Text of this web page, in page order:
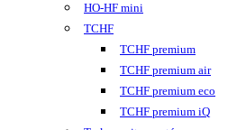
HO-HF mini
TCHF
TCHF premium
TCHF premium air
TCHF premium eco
TCHF premium iQ